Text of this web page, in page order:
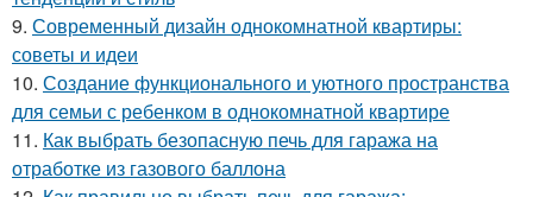
9. Современный дизайн однокомнатной квартиры:
советы и идеи
10. Создание функционального и уютного пространства
для семьи с ребенком в однокомнатной квартире
11. Как выбрать безопасную печь для гаража на
отработке из газового баллона